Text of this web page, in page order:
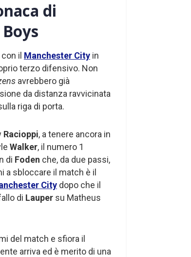
di
il Manchester City in
terzo difensivo. Non
avrebbero già
da distanza ravvicinata
riga di porta.
Racioppi, a tenere ancora in
Walker, il numero 1
di Foden che, da due passi,
a sbloccare il match è il
City dopo che il
di Lauper su Matheus
del match e sfiora il
arriva ed è merito di una